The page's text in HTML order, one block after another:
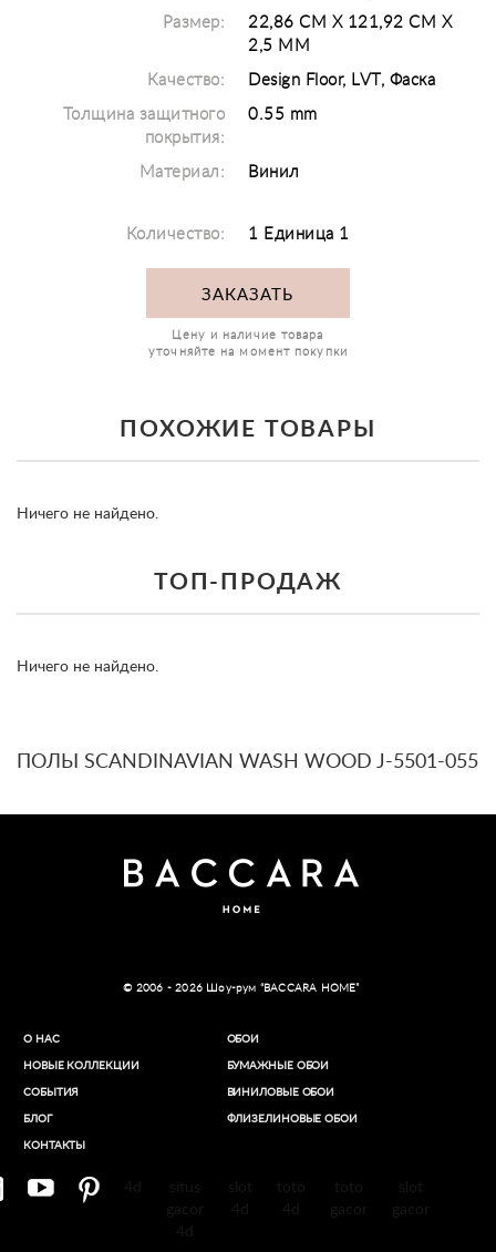
Размер:
22,86 CM X 121,92 CM X
2,5 MM
Качество: Design Floor, LVT, Фаска
Толщина защитного
покрытия:
0.55 mm
Материал: Винил
Количество: 1 Единица 1
ЗАКАЗАТЬ
Цену и наличие товара
уточняйте на момент покупки
ПОХОЖИЕ ТОВАРЫ
Ничего не найдено.
ТОП-ПРОДАЖ
Ничего не найдено.
ПОЛЫ SCANDINAVIAN WASH WOOD J-5501-055
© 2006 - 2026 Шоу-рум “BACCARA HOME”
О НАС
НОВЫЕ КОЛЛЕКЦИИ
СОБЫТИЯ
БЛОГ
КОНТАКТЫ
ОБОИ
БУМАЖНЫЕ ОБОИ
ВИНИЛОВЫЕ ОБОИ​
ФЛИЗЕЛИНОВЫЕ ОБОИ